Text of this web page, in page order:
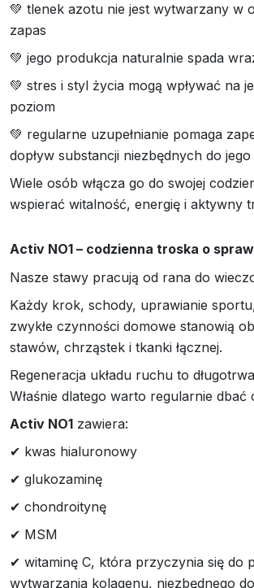
💚 tlenek azotu nie jest wytwarzany w
zapas
💚 jego produkcja naturalnie spada
💚 stres i styl życia mogą wpływać na
poziom
💚 regularne uzupełnianie pomaga
dopływ substancji niezbędnych do
Wiele osób włącza go do swojej
wspierać witalność, energię i aktywny
Activ NO1 – codzienna troska o
Nasze stawy pracują od rana do
Każdy krok, schody, uprawianie
zwykłe czynności domowe stanowią
stawów, chrząstek i tkanki łącznej.
Regeneracja układu ruchu to
Właśnie dlatego warto regularnie dbać
Activ NO1 zawiera:
✔ kwas hialuronowy
✔ glukozaminę
✔ chondroitynę
✔ MSM
✔ witaminę C, która przyczynia się do
wytwarzania kolagenu, niezbędnego